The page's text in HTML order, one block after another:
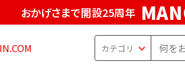
おかげさまで開設25周年